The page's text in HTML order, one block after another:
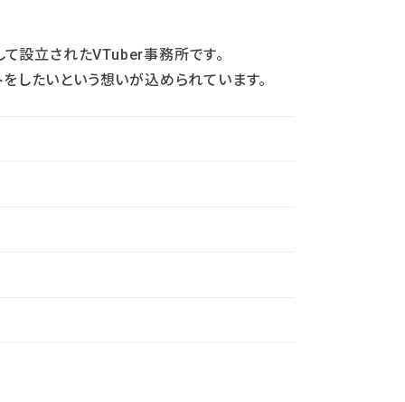
設立されたVTuber事務所です。
したいという想いが込められています。